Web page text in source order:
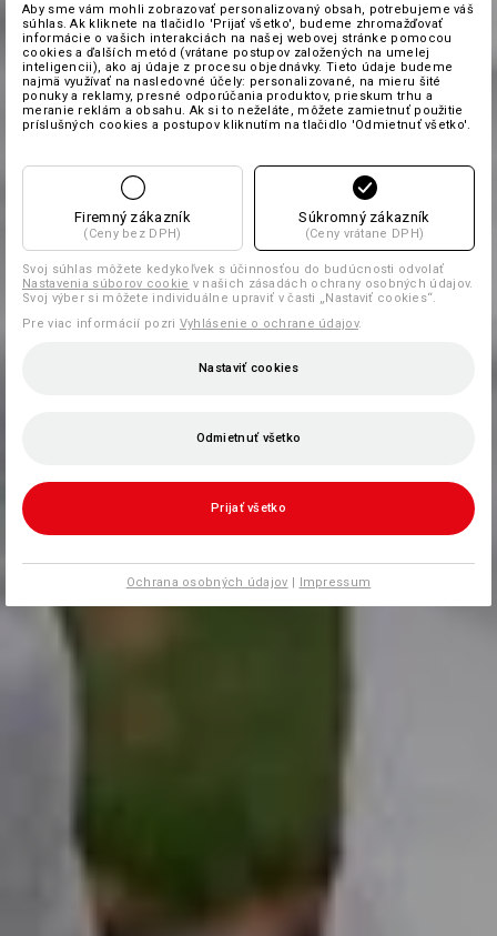
Aby sme vám mohli zobrazovať personalizovaný obsah, potrebujeme váš
súhlas. Ak kliknete na tlačidlo 'Prijať všetko', budeme zhromažďovať
informácie o vašich interakciách na našej webovej stránke pomocou
cookies a ďalších metód (vrátane postupov založených na umelej
inteligencii), ako aj údaje z procesu objednávky. Tieto údaje budeme
najmä využívať na nasledovné účely: personalizované, na mieru šité
ponuky a reklamy, presné odporúčania produktov, prieskum trhu a
meranie reklám a obsahu. Ak si to neželáte, môžete zamietnuť použitie
príslušných cookies a postupov kliknutím na tlačidlo 'Odmietnuť všetko'.
Firemný zákazník
(Ceny bez DPH)
Súkromný zákazník
(Ceny vrátane DPH)
Svoj súhlas môžete kedykoľvek s účinnosťou do budúcnosti odvolať
Nastavenia súborov cookie v našich zásadách ochrany osobných údajov.
Svoj výber si môžete individuálne upraviť v časti „Nastaviť cookies“.
Pre viac informácií pozri Vyhlásenie o ochrane údajov.
Nastaviť cookies
Odmietnuť všetko
Prijať všetko
Ochrana osobných údajov | Impressum